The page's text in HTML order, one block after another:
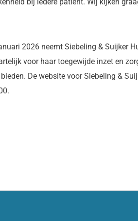
2026 neemt Siebeling & Suijker
voor haar toegewijde inzet en
De website voor Siebeling &